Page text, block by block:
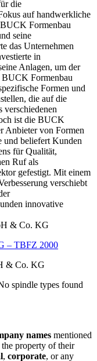
die
auf handwerkliche
Formenbau
seine
das Unternehmen
in
Anlagen, um der
BUCK Formenbau
Formen und
die auf die
verschiedenen
ist die BUCK
Anbieter von Formen
und beliefert Kunden
für Qualität,
Ruf als
gefestigt. Mit einem
verschiebt
innovative
& Co. KG
– TBFZ 2000
& Co. KG
spindle types found
names mentioned
the property of their
, corporate, or any